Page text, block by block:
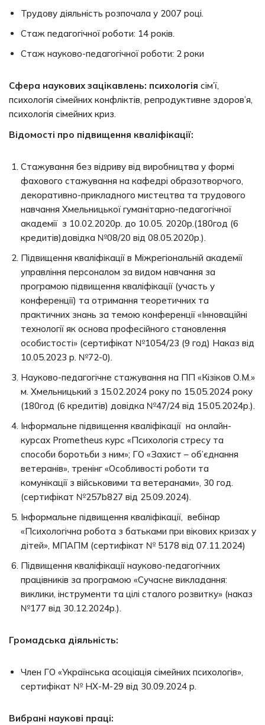
Трудову діяльність розпочала у 2007 році.
Стаж педагогічної роботи: 14 років.
Стаж науково-педагогічної роботи: 2 роки
Сфера наукових зацікавлень: психологія сім’ї,
психологія сімейних конфліктів, репродуктивне здоров’я,
психологія сімейних криз.
Відомості про підвищення кваліфікації:
Стажування без відриву від виробництва у формі
фахового стажування на кафедрі образотворчого,
декоративно-прикладного мистецтва та трудового
навчання Хмельницької гуманітарно-педагогічної
академії з 10.02.2020р. до 10.05. 2020р.(180год (6
кредитів)довідка №08/20 від 08.05.2020р.).
Підвищення кваліфікації в Міжрегіональній академії
управління персоналом за видом навчання за
програмою підвищення кваліфікації (участь у
конференції) та отримання теоретичних та
практичних знань за темою конференції «Інноваційні
технології як основа професійного становлення
особистості» (сертифікат №1054/23 (9 год) Наказ від
10.05.2023 р. №72-0).
Науково-педагогічне стажування на ПП «Кізіков О.М.»
м. Хмельницький з 15.02.2024 року по 15.05.2024 року
(180год (6 кредитів) довідка №47/24 від 15.05.2024р.).
Інформальне підвищення кваліфікації на онлайн-
курсах Prometheus курс «Психологія стресу та
способи боротьби з ним»; ГО «Захист – об’єднання
ветеранів», тренінг «Особливості роботи та
комунікації з військовими та ветеранами», 30 год.
(сертифікат №257b827 від 25.09.2024).
Інформальне підвищення кваліфікації, вебінар
«Психологічна робота з батьками при вікових кризах у
дітей», МПАПМ (сертифікат № 5178 від 07.11.2024)
Підвищення кваліфікації науково-педагогічних
працівників за програмою «Сучасне викладання:
виклики, інструменти та цілі сталого розвитку» (наказ
№177 від 30.12.2024р.).
Громадська діяльність:
Член ГО «Українська асоціація сімейних психологів»,
сертифікат № НХ-М-29 від 30.09.2024 р.
Вибрані наукові праці: